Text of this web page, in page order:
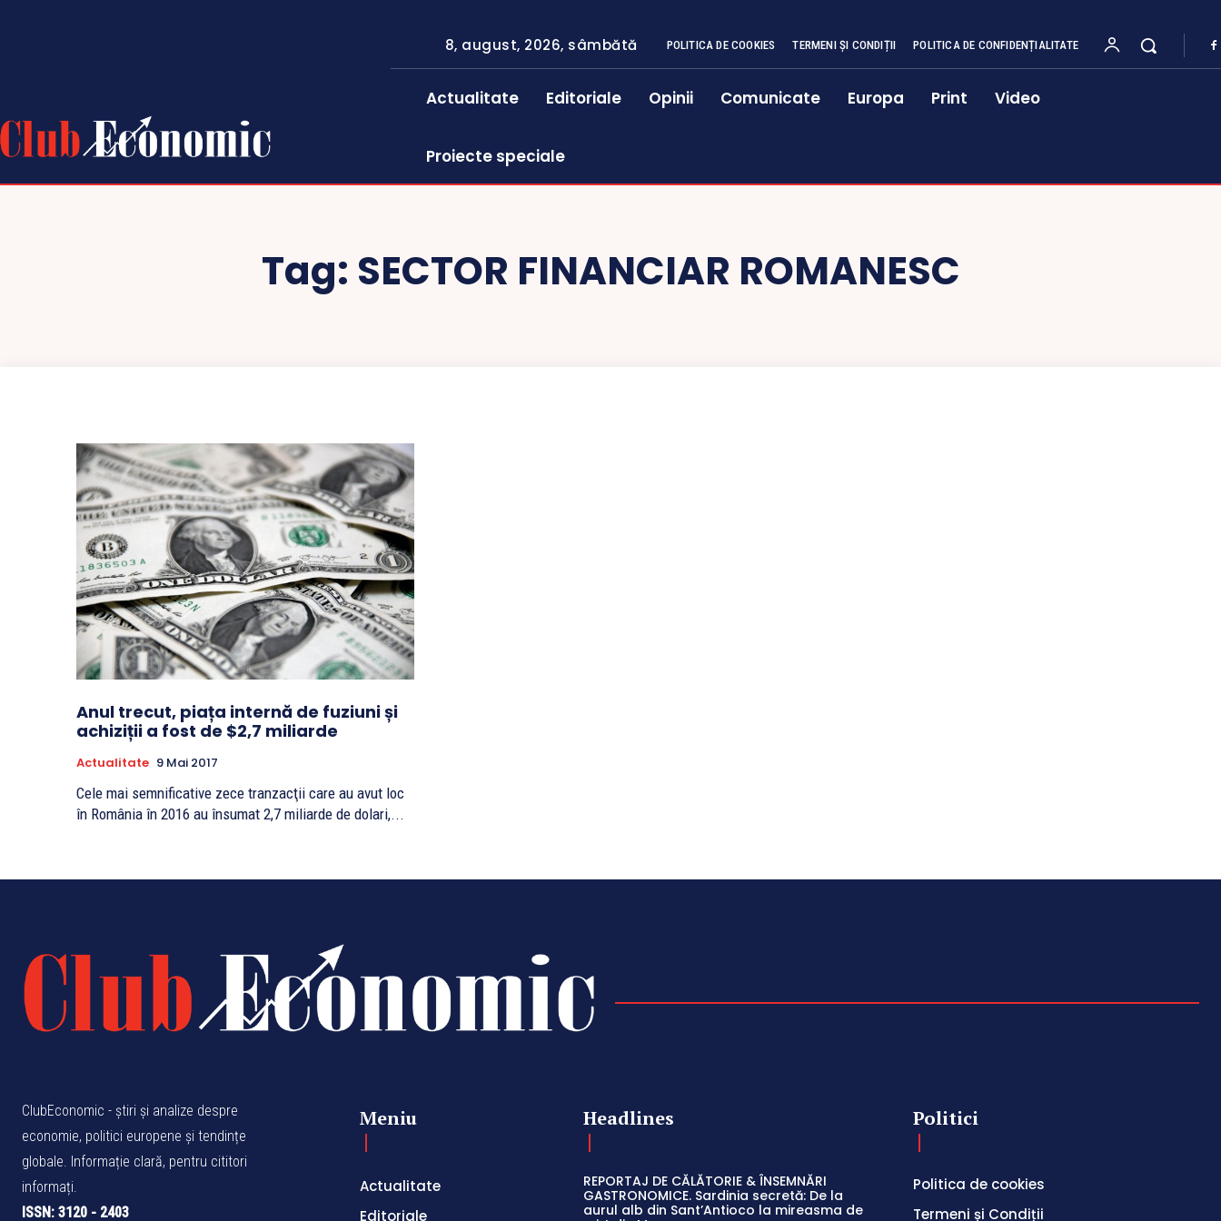
8, august, 2026, sâmbătă POLITICA DE COOKIES TERMENI ȘI CONDIȚII POLITICA DE CONFIDENȚIALITATE
Actualitate Editoriale Opinii Comunicate Europa Print Video
Proiecte speciale
Tag: SECTOR FINANCIAR ROMANESC
Anul trecut, piața internă de fuziuni și
achiziții a fost de $2,7 miliarde
Actualitate 9 Mai 2017
Cele mai semnificative zece tranzacţii care au avut loc
în România în 2016 au însumat 2,7 miliarde de dolari,...
ClubEconomic - știri și analize despre
economie, politici europene și tendințe
globale. Informație clară, pentru cititori
informați.
ISSN: 3120 - 2403
Meniu
Actualitate
Editoriale
Headlines
REPORTAJ DE CĂLĂTORIE & ÎNSEMNĂRI
GASTRONOMICE. Sardinia secretă: De la
aurul alb din Sant’Antioco la mireasma de
Politici
Politica de cookies
Termeni și Condiții